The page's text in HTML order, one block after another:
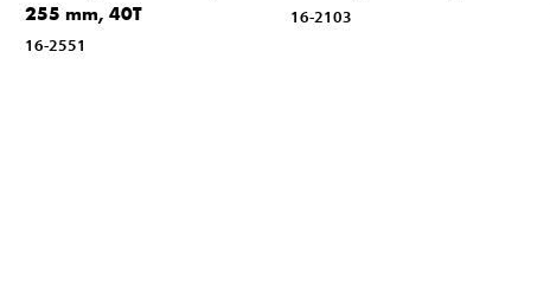
255 mm, 40T
16-2551
16-2103